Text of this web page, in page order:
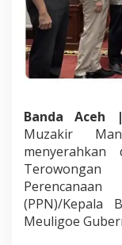
Banda Aceh
Muzakir
menyerahkan
(PPN)/Kepala
Meuligoe